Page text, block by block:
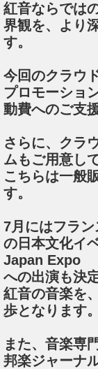
紅音ならでは
界観を、より
す。
今回のクラウ
プロモーショ
動費へのご支
さらに、クラ
ムもご用意し
こちらは一般
す。
7月にはフラ
の日本文化イ
Japan Expo
への出演も決定
紅音の音楽を
歩となります。
また、音楽専
邦楽ジャーナ